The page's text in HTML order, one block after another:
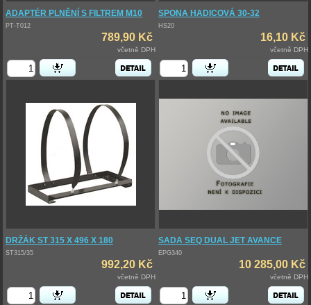
ADAPTÉR PLNĚNÍ S FILTREM M10
PT-T012
789,90 Kč
včetně DPH
SPONA HADICOVÁ 30-32
HS20
16,10 Kč
včetně DPH
DRŽÁK ST 315 X 496 X 180
ST315/35
992,20 Kč
včetně DPH
SADA SEQ DUAL JET AVANCE
EPG340
10 285,00 Kč
včetně DPH